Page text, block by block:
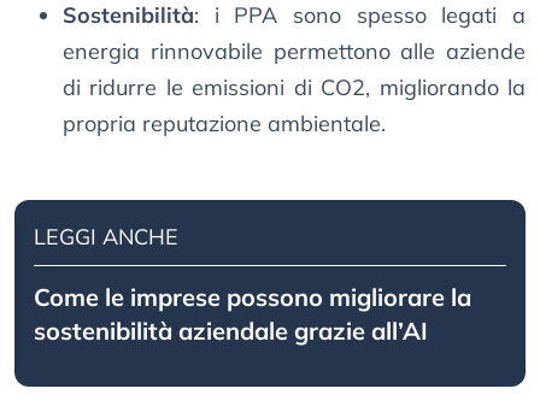
Sostenibilità: i PPA sono spesso legati a
energia rinnovabile permettono alle aziende
di ridurre le emissioni di CO2, migliorando la
propria reputazione ambientale.
LEGGI ANCHE
Come le imprese possono migliorare la
sostenibilità aziendale grazie all’AI